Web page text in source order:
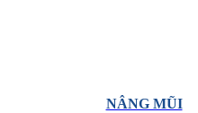
NÂNG MŨI